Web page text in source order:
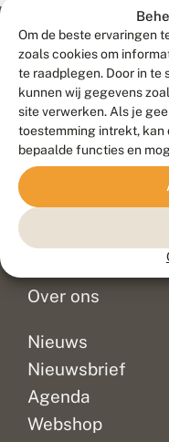
Om de beste ervaringen
zoals cookies om
te raadplegen. Door in te
kunnen wij gegevens
site verwerken. Als je
toestemming intrekt, kan
bepaalde functies en
Contact
Veelgestelde
Doneer
Over ons
Nieuws
Nieuwsbrief
Agenda
Webshop
Meld
©
Duurzaam